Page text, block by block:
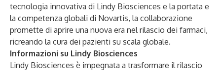
tecnologia innovativa di Lindy Biosciences e la portata e
la competenza globali di Novartis, la collaborazione
promette di aprire una nuova era nel rilascio dei farmaci,
ricreando la cura dei pazienti su scala globale.
Informazioni su Lindy Biosciences
Lindy Biosciences è impegnata a trasformare il rilascio